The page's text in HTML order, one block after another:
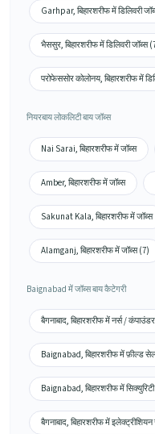
Garhpar, बिहारशरीफ में डिलिवरी
भैससुर, बिहारशरीफ में डिलिवरी जॉब्स
परोफेससोर कोलोनय, बिहारशरीफ में
नियरबाय लोकलिटी बाय जॉब्स
Nai Sarai, बिहारशरीफ में जॉब्स
Amber, बिहारशरीफ में जॉब्स
Sakunat Kala, बिहारशरीफ में जॉब्स
Alamganj, बिहारशरीफ में जॉब्स (7)
Baignabad में जॉब्स बाय कैटेगरी
बैगनाबाद, बिहारशरीफ में नर्स /
Baignabad, बिहारशरीफ में फ़ील्ड
Baignabad, बिहारशरीफ में सिक्युरिटी
बैगनाबाद, बिहारशरीफ में इलेक्ट्रीशियन